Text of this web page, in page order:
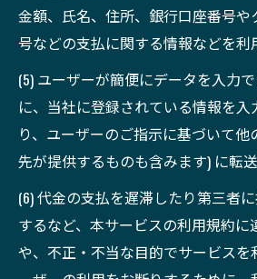
金額、氏名、住所、銀行口座番号や
号などの支払に関する情報などを利
(5) ユーザーが簡便にデータを入力
に、当社に登録されている情報を
り、ユーザーのご指示に基づいて
先が提供するものも含みます) に転
(6) 代金の支払を遅滞したり第三者
するなど、本サービスの利用規約に
や、不正・不当な目的でサービスを